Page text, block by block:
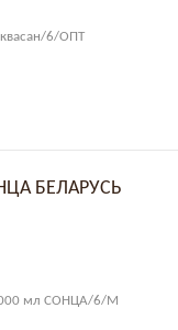
6/ОПТ
БЕЛАРУСЬ
мл СОНЦА/6/М